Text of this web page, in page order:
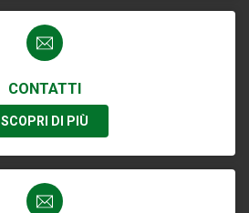
CONTATTI
SCOPRI DI PIÙ